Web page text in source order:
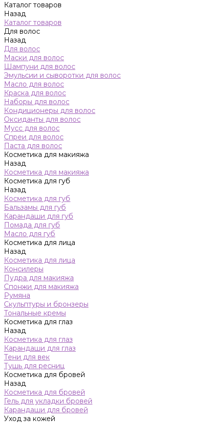
Каталог товаров
Назад
Каталог товаров
Для волос
Назад
Для волос
Маски для волос
Шампуни для волос
Эмульсии и сыворотки для волос
Масло для волос
Краска для волос
Наборы для волос
Кондиционеры для волос
Оксиданты для волос
Мусс для волос
Спреи для волос
Паста для волос
Косметика для макияжа
Назад
Косметика для макияжа
Косметика для губ
Назад
Косметика для губ
Бальзамы для губ
Карандаши для губ
Помада для губ
Масло для губ
Косметика для лица
Назад
Косметика для лица
Консилеры
Пудра для макияжа
Спонжи для макияжа
Румяна
Скульптуры и бронзеры
Тональные кремы
Косметика для глаз
Назад
Косметика для глаз
Карандаши для глаз
Тени для век
Тушь для ресниц
Косметика для бровей
Назад
Косметика для бровей
Гель для укладки бровей
Карандаши для бровей
Уход за кожей